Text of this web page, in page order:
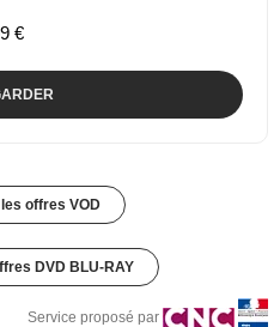
€
offres VOD
DVD BLU-RAY
Service proposé par